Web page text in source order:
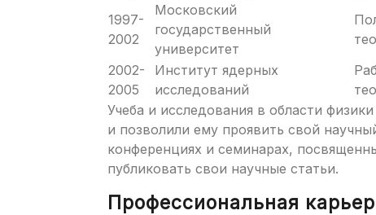
1997-
2002
Московский
государственный
университет
2002-
2005
Институт ядерных
исследований
Учеба и исследования в области
и позволили ему проявить свой
конференциях и семинарах,
публиковать свои научные статьи.
Профессиональная